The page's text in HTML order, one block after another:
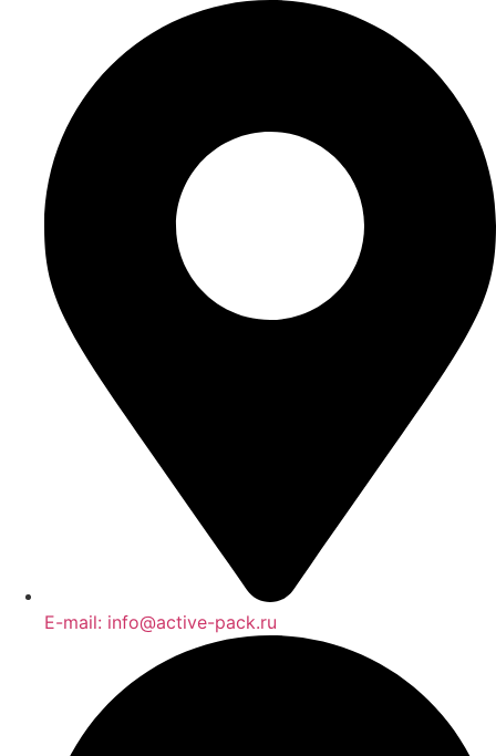
содержимому
E-mail: info@active-pack.ru